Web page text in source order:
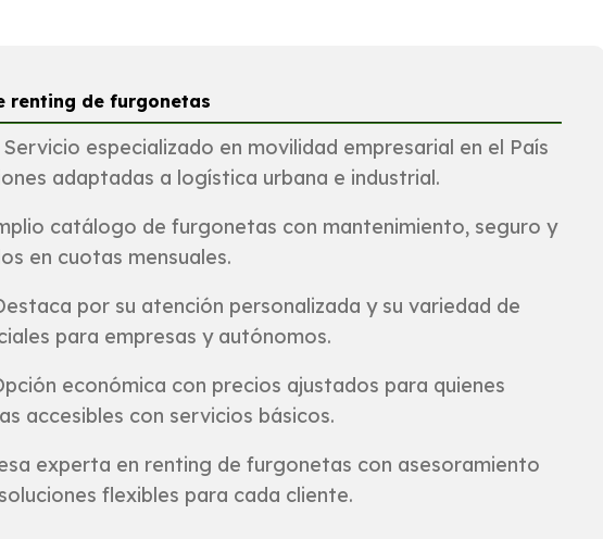
renting de furgonetas
especializado en movilidad empresarial en el País
adaptadas a logística urbana e industrial.
catálogo de furgonetas con mantenimiento, seguro y
en cuotas mensuales.
por su atención personalizada y su variedad de
para empresas y autónomos.
económica con precios ajustados para quienes
accesibles con servicios básicos.
experta en renting de furgonetas con asesoramiento
flexibles para cada cliente.